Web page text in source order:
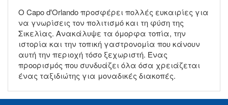
Ο Capo d'Orlando προσφέρει πολλές ευκαιρίες για
να γνωρίσεις τον πολιτισμό και τη φύση της
Σικελίας. Ανακάλυψε τα όμορφα τοπία, την
ιστορία και την τοπική γαστρονομία που κάνουν
αυτή την περιοχή τόσο ξεχωριστή. Ένας
προορισμός που συνδυάζει όλα όσα χρειάζεται
ένας ταξιδιώτης για μοναδικές διακοπές.